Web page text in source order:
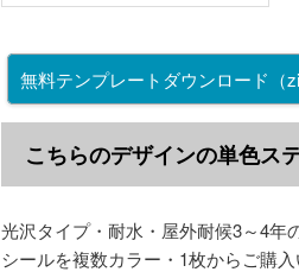
無料テンプレートダウンロード
こちらのデザインの単色ス
光沢タイプ・耐水・屋外耐候3～4年
シールを複数カラー・1枚からご購入